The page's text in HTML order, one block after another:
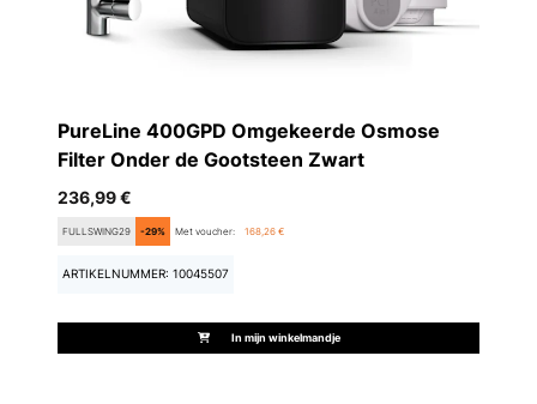
PureLine 400GPD Omgekeerde Osmose
Filter Onder de Gootsteen Zwart
236,99 €
FULLSWING29 -29% Met voucher: 168,26 €
ARTIKELNUMMER: 10045507
In mijn winkelmandje